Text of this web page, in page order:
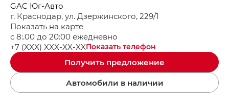
GAC Юг-Авто
г. Краснодар, ул. Дзержинского, 229/1
Показать на карте
с 8:.00 до 20:00 ежедневно
Показать телефон
+7 (XXX) XXX-XX-XX
Получить предложение
Автомобили в наличии